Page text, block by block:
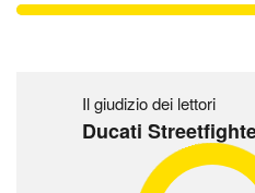
Il giudizio dei lettori
Ducati